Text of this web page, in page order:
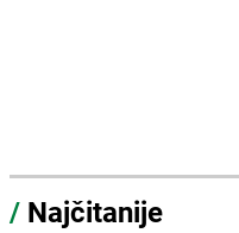
/ Najčitanije